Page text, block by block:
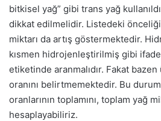
bitkisel yağ” gibi trans yağ
dikkat edilmelidir. Listedeki
miktarı da artış göstermektedir.
kısmen hidrojenleştirilmiş gibi
etiketinde aranmalıdır. Fakat
oranını belirtmemektedir. Bu
oranlarının toplamını, toplam yağ
hesaplayabiliriz.